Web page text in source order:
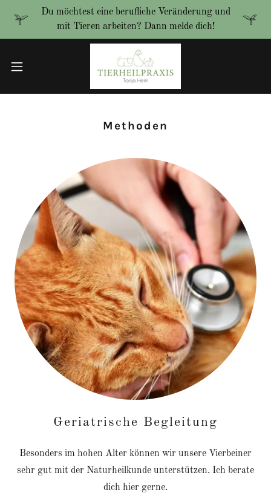
Du möchtest eine berufliche Veränderung und
mit Tieren arbeiten? Dann melde dich!
Methoden
Geriatrische Begleitung
Besonders im hohen Alter können wir unsere Vierbeiner
sehr gut mit der Naturheilkunde unterstützen. Ich berate
dich hier gerne.